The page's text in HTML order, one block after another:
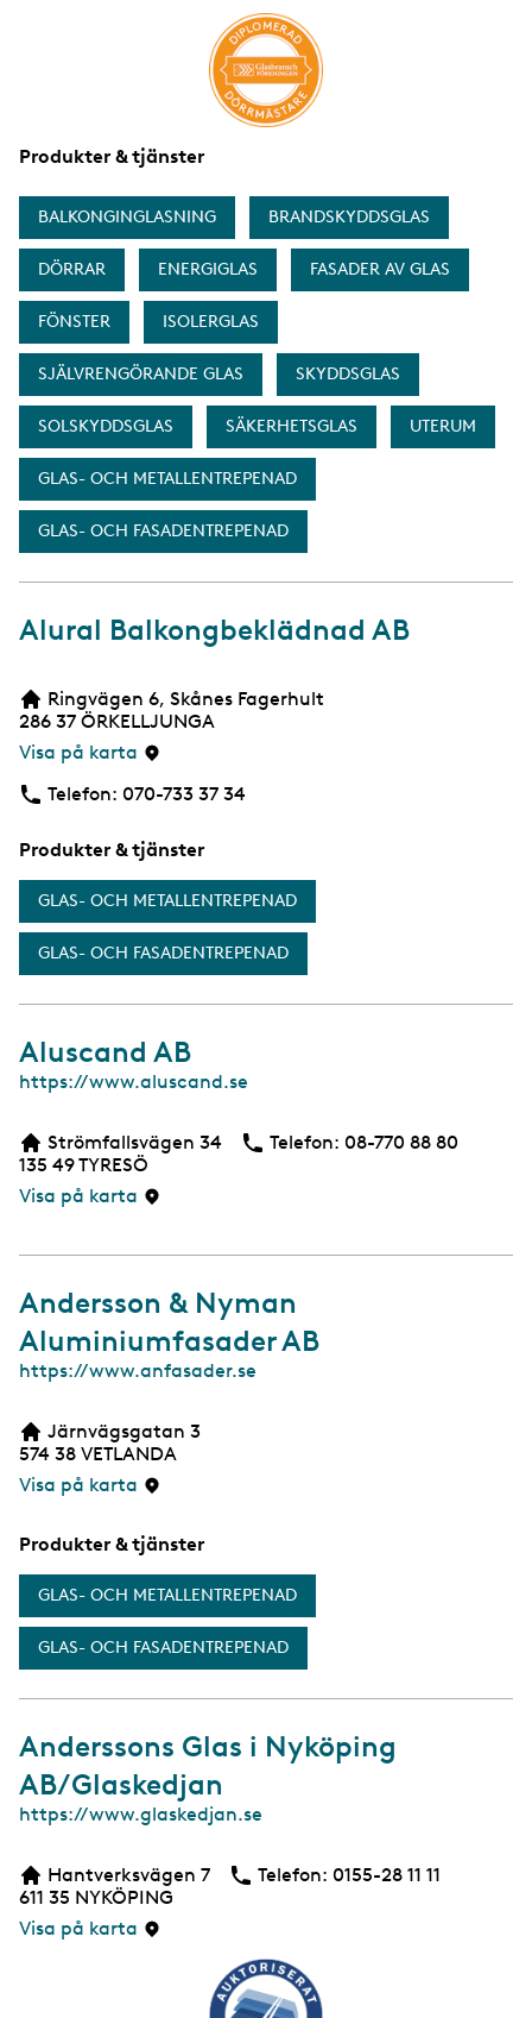
Produkter & tjänster
BALKONGINGLASNING BRANDSKYDDSGLAS
DÖRRAR ENERGIGLAS FASADER AV GLAS
FÖNSTER ISOLERGLAS
SJÄLVRENGÖRANDE GLAS SKYDDSGLAS
SOLSKYDDSGLAS SÄKERHETSGLAS UTERUM
GLAS- OCH METALLENTREPENAD
GLAS- OCH FASADENTREPENAD
Alural Balkongbeklädnad AB
Ringvägen 6, Skånes Fagerhult
286 37 ÖRKELLJUNGA
Visa på karta
Telefon: Telefon
070-733 37 34
Produkter & tjänster
GLAS- OCH METALLENTREPENAD
GLAS- OCH FASADENTREPENAD
Aluscand AB
W
b
s
i
https://www.aluscand.se
Strömfallsvägen 34
135 49TYRESÖ
Visa på karta
Telefon: Telefon
08-770 88 80
Andersson & Nyman
Aluminiumfasader AB
W
b
s
i
https://www.anfasader.se
Järnvägsgatan 3
574 38 VETLANDA
Visa på karta
Produkter & tjänster
GLAS- OCH METALLENTREPENAD
GLAS- OCH FASADENTREPENAD
Anderssons Glas i Nyköping
AB/Glaskedjan
W
b
s
i
https://www.glaskedjan.se
Hantverksvägen 7
611 35 NYKÖPING
Visa på karta
Telefon: Telefon
0155-28 11 11